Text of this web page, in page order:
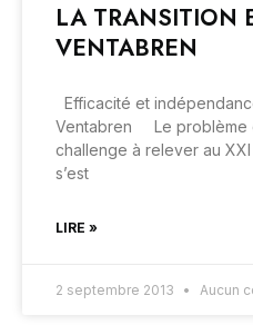
LA TRANSITION
VENTABREN
Efficacité et
Ventabren Le problème
challenge à relever au
s’est
LIRE »
2 septembre 2013 Aucun